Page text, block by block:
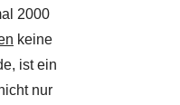
2000
keine
ist ein
nur